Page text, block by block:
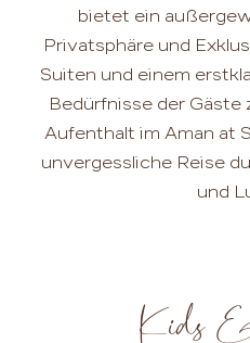
bietet ein
Privatsphäre und
Suiten und einem
Bedürfnisse der
Aufenthalt im Aman at
unvergessliche Reise
und